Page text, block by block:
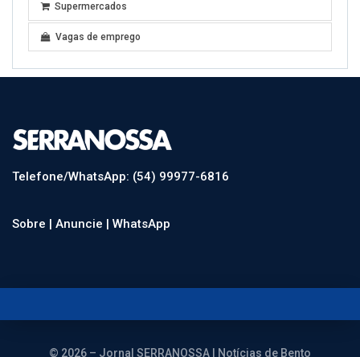
Supermercados
Vagas de emprego
Telefone/WhatsApp: (54) 99977-6816
Sobre | Anuncie | WhatsApp
© 2026 – Jornal SERRANOSSA | Notícias de Bento